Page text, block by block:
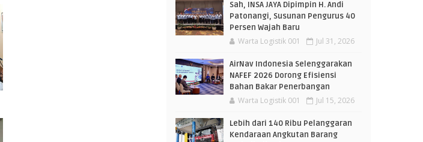
Sah, INSA JAYA Dipimpin H. Andi
Patonangi, Susunan Pengurus 40
Persen Wajah Baru
Warta Logistik 001 Jul 31, 2026
AirNav Indonesia Selenggarakan
NAFEF 2026 Dorong Efisiensi
Bahan Bakar Penerbangan
Warta Logistik 001 Jul 15, 2026
Lebih dari 140 Ribu Pelanggaran
Kendaraan Angkutan Barang